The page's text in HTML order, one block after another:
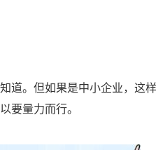
。但如果是中小企业，这
要量力而行。